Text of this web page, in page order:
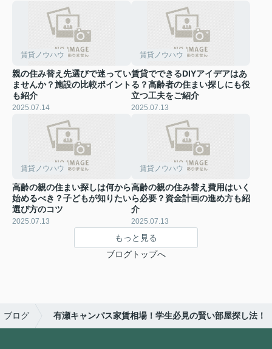
賃貸ノウハウ
親の住み替え先選びで迷ってい
ませんか？施設の比較ポイント
も紹介
2025.07.14
賃貸ノウハウ
賃貸でできるDIYアイデアはあ
る？高齢者の住まい探しにも役
立つ工夫をご紹介
2025.07.13
賃貸ノウハウ
高齢の親の住まい探しは何から
始めるべき？子どもが知りたい
選び方のコツ
2025.07.13
賃貸ノウハウ
高齢の親の住み替え費用はいく
ら必要？資金計画の進め方も紹
介
2025.07.13
もっと見る
ブログトップへ
ブログ 有瀬キャンパス家賃相場！学生必見の賢い部屋探し法！